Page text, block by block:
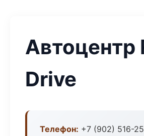
Автоцентр
Drive
Телефон: +7 (902) 516-